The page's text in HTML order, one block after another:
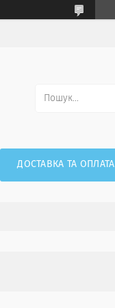
ДОСТАВКА ТА ОПЛАТА